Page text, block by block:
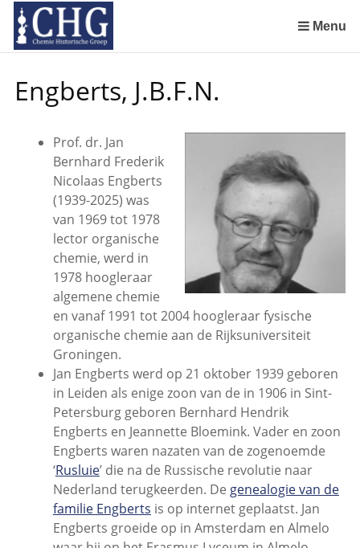
links
over
naar
de
Spring
naar
het
menu
Menu
Engberts, J.B.F.N.
Prof. dr. Jan
Bernhard Frederik
Nicolaas Engberts
(1939-2025) was
van 1969 tot 1978
lector organische
chemie, werd in
1978 hoogleraar
algemene chemie
en vanaf 1991 tot 2004 hoogleraar fysische
organische chemie aan de Rijksuniversiteit
Groningen.
Jan Engberts werd op 21 oktober 1939 geboren
in Leiden als enige zoon van de in 1906 in Sint-
Petersburg geboren Bernhard Hendrik
Engberts en Jeannette Bloemink. Vader en zoon
Engberts waren nazaten van de zogenoemde
‘Rusluie’ die na de Russische revolutie naar
Nederland terugkeerden. De genealogie van de
familie Engberts is op internet geplaatst. Jan
Engberts groeide op in Amsterdam en Almelo